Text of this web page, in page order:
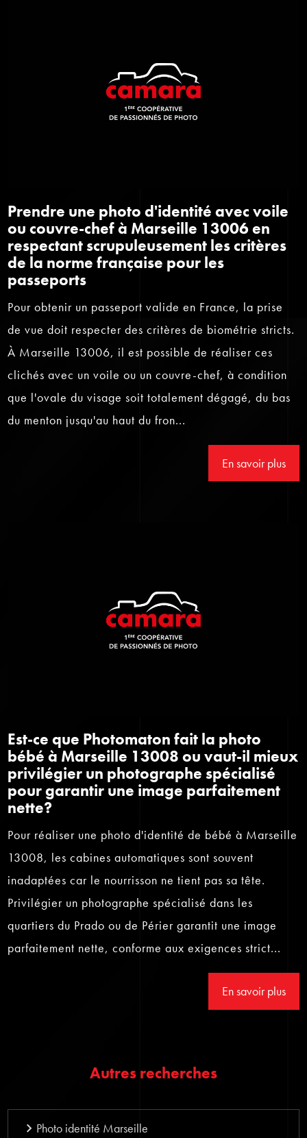
Prendre une photo d'identité avec voile
ou couvre-chef à Marseille 13006 en
respectant scrupuleusement les critères
de la norme française pour les
passeports
Pour obtenir un passeport valide en France, la prise
de vue doit respecter des critères de biométrie stricts.
À Marseille 13006, il est possible de réaliser ces
clichés avec un voile ou un couvre-chef, à condition
que l'ovale du visage soit totalement dégagé, du bas
du menton jusqu'au haut du fron...
En savoir plus
Est-ce que Photomaton fait la photo
bébé à Marseille 13008 ou vaut-il mieux
privilégier un photographe spécialisé
pour garantir une image parfaitement
nette?
Pour réaliser une photo d'identité de bébé à Marseille
13008, les cabines automatiques sont souvent
inadaptées car le nourrisson ne tient pas sa tête.
Privilégier un photographe spécialisé dans les
quartiers du Prado ou de Périer garantit une image
parfaitement nette, conforme aux exigences strict...
En savoir plus
Autres recherches
Photo identité Marseille